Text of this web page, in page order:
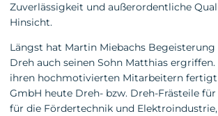
Zuverlässigkeit und außerordentliche
Hinsicht.
Längst hat Martin Miebachs
Dreh auch seinen Sohn Matthias
ihren hochmotivierten Mitarbeitern fertigt
GmbH heute Dreh- bzw. Dreh-Frästeile
für die Fördertechnik und